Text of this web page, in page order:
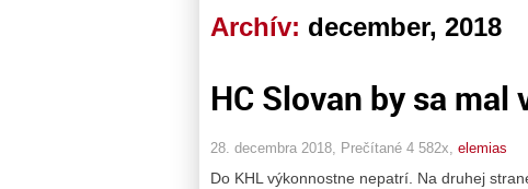
Archív: december, 2018
HC Slovan by sa
28. decembra 2018, Prečítané 4 582x, elemias
Do KHL výkonnostne nepatrí. Na druhej